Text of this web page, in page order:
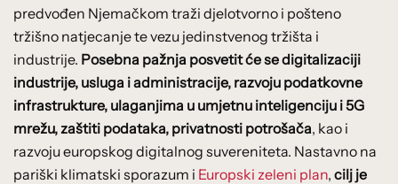
predvođen Njemačkom traži djelotvorno i pošteno
tržišno natjecanje te vezu jedinstvenog tržišta i
industrije. Posebna pažnja posvetit će se digitalizaciji
industrije, usluga i administracije, razvoju podatkovne
infrastrukture, ulaganjima u umjetnu inteligenciju i 5G
mrežu, zaštiti podataka, privatnosti potrošača, kao i
razvoju europskog digitalnog suvereniteta. Nastavno na
pariški klimatski sporazum i Europski zeleni plan, cilj je